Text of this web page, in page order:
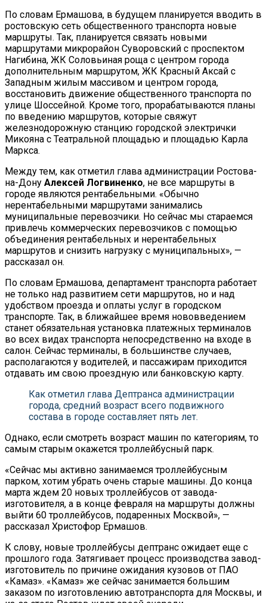
По словам Ермашова, в будущем планируется вводить в
ростовскую сеть общественного транспорта новые
маршруты. Так, планируется связать новыми
маршрутами микрорайон Суворовский с проспектом
Нагибина, ЖК Соловьиная роща с центром города
дополнительным маршрутом, ЖК Красный Аксай с
Западным жилым массивом и центром города,
восстановить движение общественного транспорта по
улице Шоссейной. Кроме того, прорабатываются планы
по введению маршрутов, которые свяжут
железнодорожную станцию городской электрички
Микояна с Театральной площадью и площадью Карла
Маркса.
Между тем, как отметил глава администрации Ростова-
на-Дону Алексей Логвиненко, не все маршруты в
городе являются рентабельными. «Обычно
нерентабельными маршрутами занимались
муниципальные перевозчики. Но сейчас мы стараемся
привлечь коммерческих перевозчиков с помощью
объединения рентабельных и нерентабельных
маршрутов и снизить нагрузку с муниципальных», —
рассказал он.
По словам Ермашова, департамент транспорта работает
не только над развитием сети маршрутов, но и над
удобством проезда и оплаты услуг в городском
транспорте. Так, в ближайшее время нововведением
станет обязательная установка платежных терминалов
во всех видах транспорта непосредственно на входе в
салон. Сейчас терминалы, в большинстве случаев,
располагаются у водителей, и пассажирам приходится
отдавать им свою проездную или банковскую карту.
Как отметил глава Дептранса администрации
города, средний возраст всего подвижного
состава в городе составляет пять лет.
Однако, если смотреть возраст машин по категориям, то
самым старым окажется троллейбусный парк.
«Сейчас мы активно занимаемся троллейбусным
парком, хотим убрать очень старые машины. До конца
марта ждем 20 новых троллейбусов от завода-
изготовителя, а в конце февраля на маршруты должны
выйти 60 троллейбусов, подаренных Москвой», —
рассказал Христофор Ермашов.
К слову, новые троллейбусы дептранс ожидает еще с
прошлого года. Затягивает процесс производства завод-
изготовитель по причине ожидания кузовов от ПАО
«Камаз». «Камаз» же сейчас занимается большим
заказом по изготовлению автотранспорта для Москвы, и